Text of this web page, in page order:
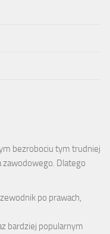
bezrobociu tym trudniej
zawodowego. Dlatego
po prawach,
bardziej popularnym